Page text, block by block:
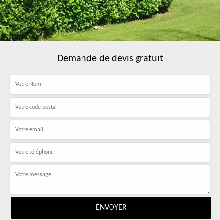
Demande de devis gratuit